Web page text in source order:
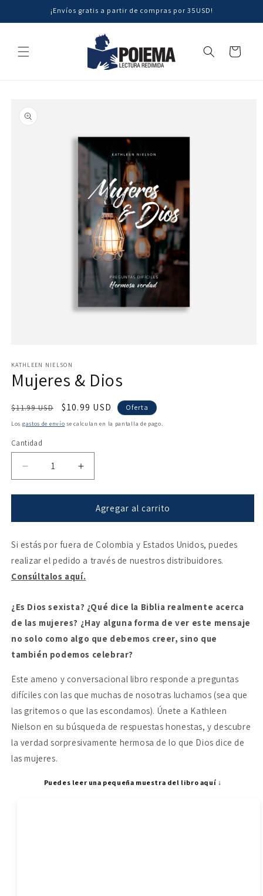
directamente
al contenido
¡Envíos gratis a partir de compras por 35USD!
Carrito
a la
información
multimedia
1
en
modal
KATHLEEN NIELSON
Mujeres & Dios
Precio
habitual
$11.99 USD
Precio
de
$10.99 USD Oferta
Los gastos de envío se calculan en la pantalla de pago.
Cantidad
Reducir
cantidad
para
&amp;
Aumentar
cantidad
para
Mujeres
&amp;
Agregar al carrito
Si estás por fuera de Colombia y Estados Unidos, puedes
realizar el pedido a través de nuestros distribuidores.
Consúltalos aquí.
¿Es Dios sexista? ¿Qué dice la Biblia realmente acerca
de las mujeres? ¿Hay alguna forma de ver este mensaje
no solo como algo que debemos creer, sino que
también podemos celebrar?
Este ameno y conversacional libro responde a preguntas
difíciles con las que muchas de nosotras luchamos (sea que
las gritemos o que las escondamos). Únete a Kathleen
Nielson en su búsqueda de respuestas honestas, y descubre
la verdad sorpresivamente hermosa de lo que Dios dice de
las mujeres.
Puedes leer una pequeña muestra del libro aquí ↓